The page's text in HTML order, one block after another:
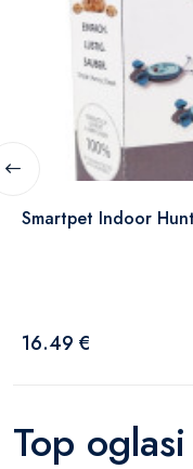
Smartpet Indoor
16.49 €
Top oglasi